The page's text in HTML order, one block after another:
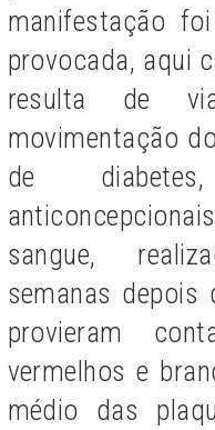
manifestação
provocada, aqui
resulta de
movimentação
de
sangue,
semanas
provieram
vermelhos e
médio das